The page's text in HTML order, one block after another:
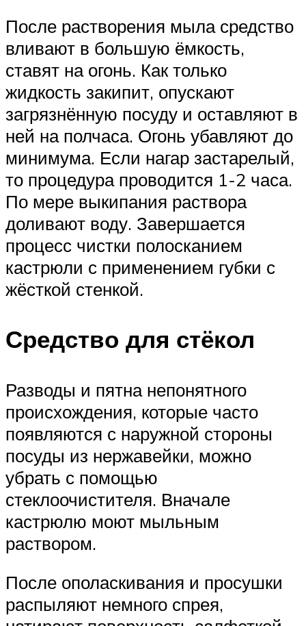
После растворения мыла средство
вливают в большую ёмкость,
ставят на огонь. Как только
жидкость закипит, опускают
загрязнённую посуду и оставляют в
ней на полчаса. Огонь убавляют до
минимума. Если нагар застарелый,
то процедура проводится 1-2 часа.
По мере выкипания раствора
доливают воду. Завершается
процесс чистки полосканием
кастрюли с применением губки с
жёсткой стенкой.
Средство для стёкол
Разводы и пятна непонятного
происхождения, которые часто
появляются с наружной стороны
посуды из нержавейки, можно
убрать с помощью
стеклоочистителя. Вначале
кастрюлю моют мыльным
раствором.
После ополаскивания и просушки
распыляют немного спрея,